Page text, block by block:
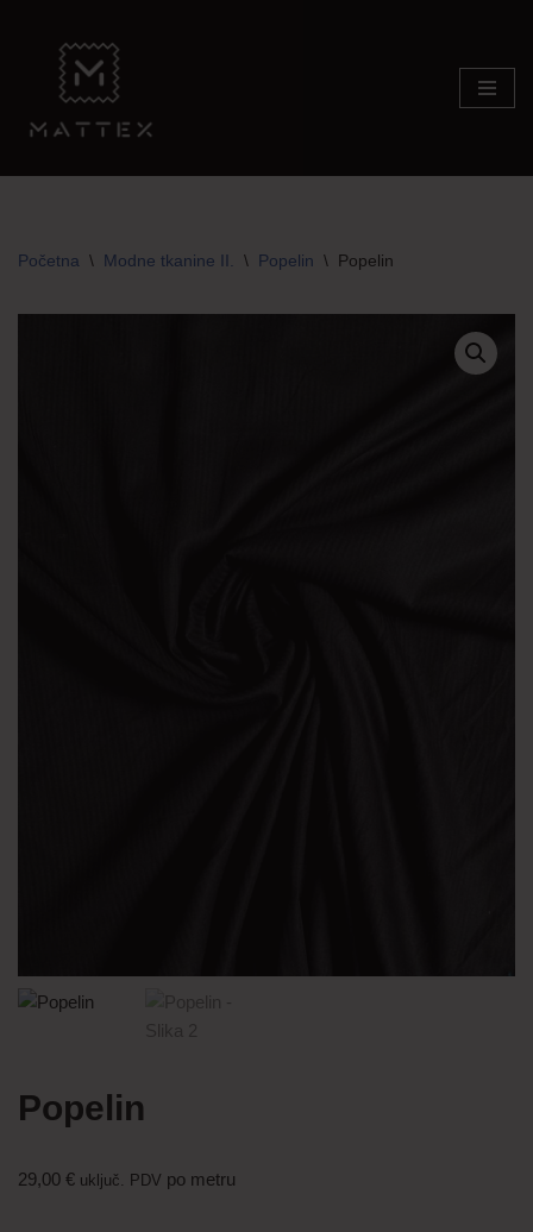
content
Početna \ Modne tkanine II. \ Popelin \ Popelin
Popelin
29,00 € uključ. PDV po metru